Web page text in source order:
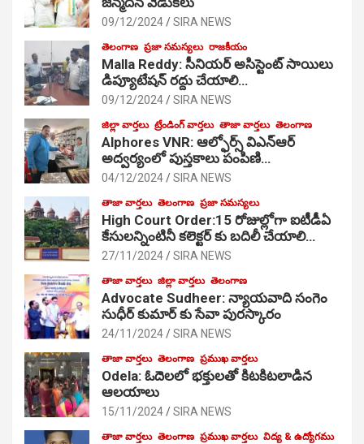
09/12/2024 SIRA NEWS
తెలంగాణ ప్రజా సమస్యలు రాజకీయం
Malla Reddy: సీనియర్ అసిస్టెంట్ సాయిలు
డిప్యూటేషన్ రద్దు చేయాలి…
09/12/2024 SIRA NEWS
జిల్లా వార్తలు ట్రేండింగ్ వార్తలు తాజా వార్తలు తెలంగాణ
Alphores VNR: ఆల్ఫోర్స్ విఎన్ఆర్
అద్వర్యంలో పుస్తకాలు పంపిణి…
04/12/2024 SIRA NEWS
తాజా వార్తలు తెలంగాణ ప్రజా సమస్యలు
High Court Order:15 రోజుల్లోగా ఐటీడీఏ
కేసులన్నింటినీ కలెక్టర్ కు బదిలీ చేయాలి…
27/11/2024 SIRA NEWS
తాజా వార్తలు జిల్లా వార్తలు తెలంగాణ
Advocate Sudheer: న్యాయవాది సంగెం
సుధీర్ కుమార్ కు సేవా పురస్కారం
24/11/2024 SIRA NEWS
తాజా వార్తలు తెలంగాణ ప్రముఖ వార్తలు
Odela: ఓదెల‌లో భక్తులతో కిటకిటలాడిన
ఆల‌యాలు
15/11/2024 SIRA NEWS
తాజా వార్తలు తెలంగాణ ప్రముఖ వార్తలు విద్య & ఉద్యోగము